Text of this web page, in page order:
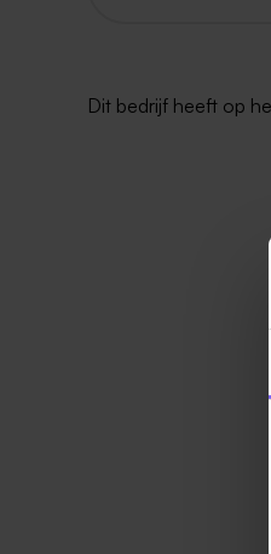
Dit bedrijf heeft op